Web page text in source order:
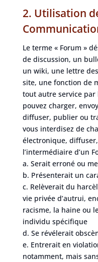
2. Utilisation
Le terme « Forum »
de discussion, un
un wiki, une lettre
site, une fonction de
tout autre service par
pouvez charger,
diffuser, publier ou
vous interdisez de
électronique,
l’intermédiaire d’un
a. Serait erroné ou
b. Présenterait un
c. Relèverait du
vie privée d’autrui,
racisme, la haine ou
individu spécifique
d. Se révélerait
e. Entrerait en
notamment, mais